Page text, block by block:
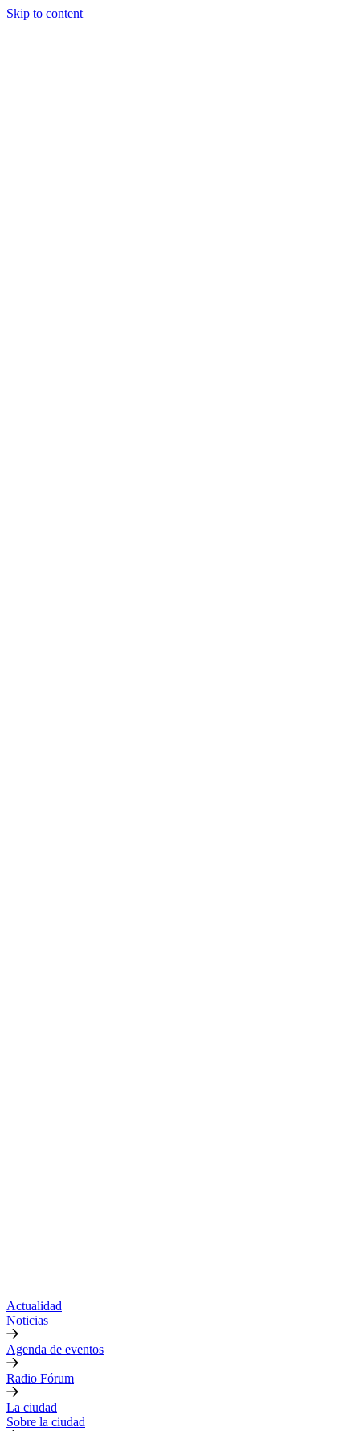
Skip to content
Actualidad
Noticias
Agenda de eventos
Radio Fórum
La ciudad
Sobre la ciudad